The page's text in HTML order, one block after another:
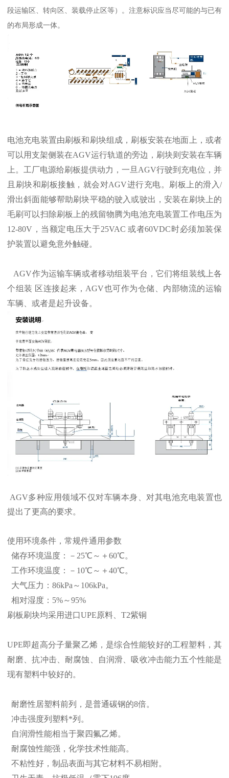
段运输区、转向区、装载停止区等）。注意标识应当尽可能的与已有
的布局形成一体。
电池充电装置由刷板和刷块组成，刷板安装在地面上，或者
可以用支架侧装在AGV运行轨道的旁边，刷块则安装在车辆
上。工厂电源给刷板提供动力，一旦AGV行驶到充电位，并
且刷块和刷板接触，就会对AGV进行充电。刷板上的滑入/
滑出斜面能够帮助刷块平稳的驶入或驶出，安装在刷块上的
毛刷可以扫除刷板上的残留物腾为电池充电装置工作电压为
12-80V，当额定电压大于25VAC 或者60VDC时必须加装保
护装置以避免意外触碰。
AGV作为运输车辆或者移动组装平台，它们将组装线上各
个组装 区连接起来，AGV也可作为仓储、内部物流的运输
车辆、或者是起升设备。
AGV多种应用领域不仅对车辆本身、对其电池充电装置也
提出了更高的要求。
使用环境条件，常规件通用参数
储存环境温度：－25℃～＋60℃。
工作环境温度：－10℃～＋40℃。
大气压力：86kPa～106kPa。
相对湿度：5%～95%
刷板刷块均采用进口UPE原料、T2紫铜
UPE即超高分子量聚乙烯，是综合性能较好的工程塑料，其
耐磨、抗冲击、耐腐蚀、自润滑、吸收冲击能力五个性能是
现有塑料中较好的。
耐磨性居塑料前列，是普通碳钢的8倍。
冲击强度列塑料*列。
自润滑性能相当于聚四氟乙烯。
耐腐蚀性能强，化学技术性能高。
不粘性好，制品表面与其它材料不易相附。